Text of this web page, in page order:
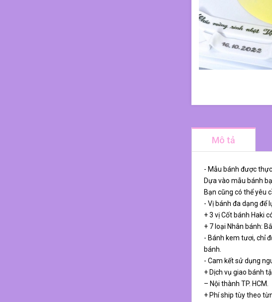
Mô tả
- Mẫu bánh được
Dựa vào mẫu bánh
Bạn cũng có thể yêu
- Vị bánh đa dạng để
+ 3 vị Cốt bánh Haki
+ 7 loại Nhân bánh:
- Bánh kem tươi, chỉ
bánh.
- Cam kết sử dụng
+ Dịch vụ giao bánh
– Nội thành TP. HCM.
+ Phí ship tùy theo